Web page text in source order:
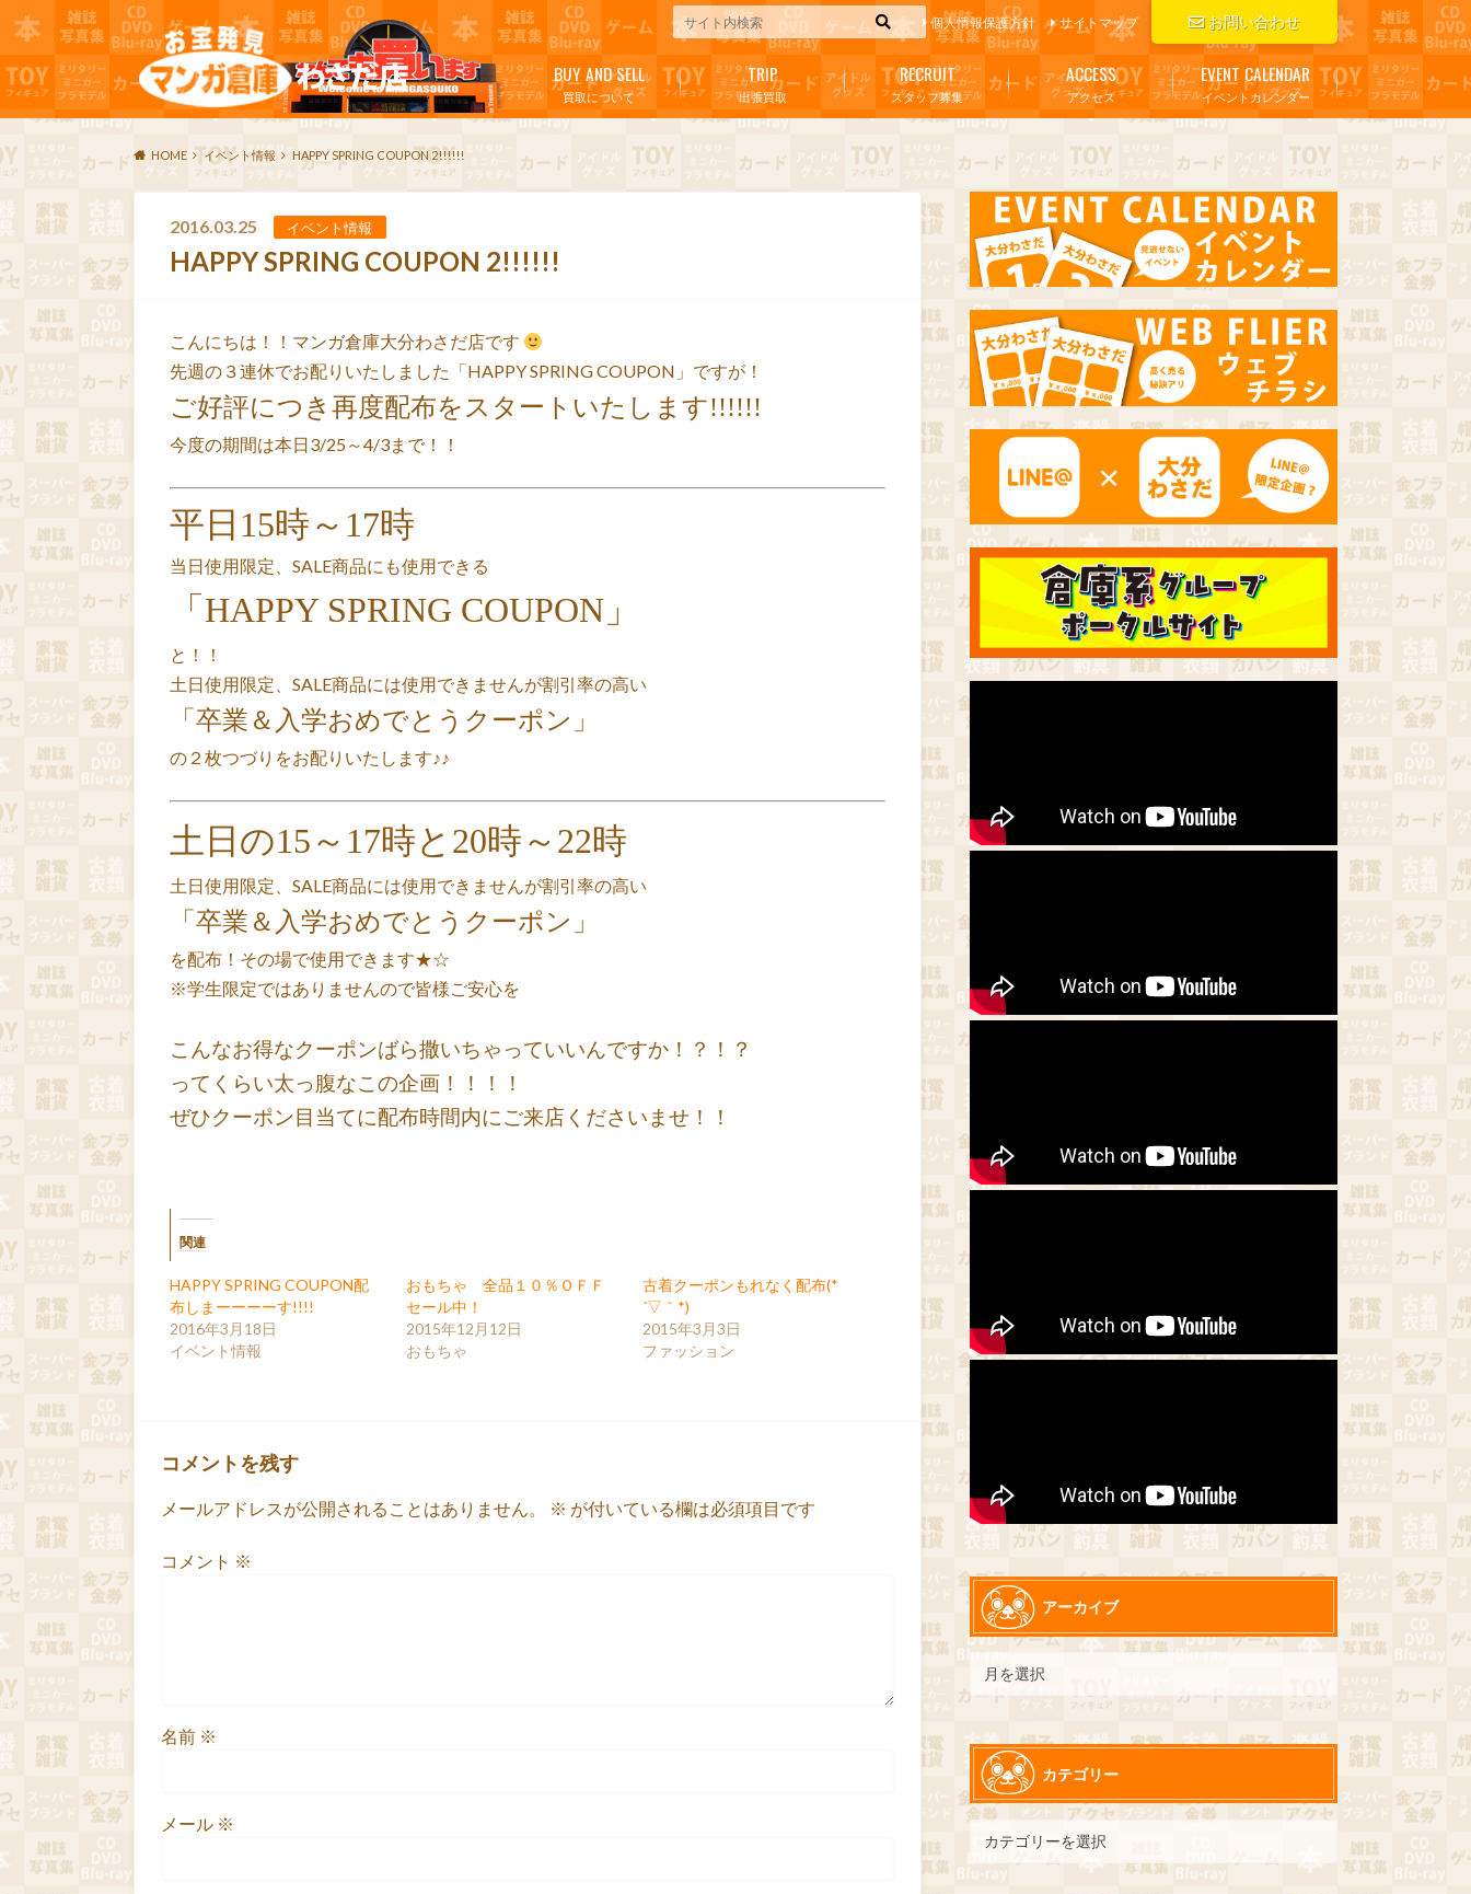
お問い合わせ
個人情報保護方針 サイトマップ
買取について
BUY AND SELL
出張買取
TRIP
スタッフ募集
RECRUIT
アクセス
ACCESS
イベントカレンダー
EVENT CALENDAR
HOME イベント情報 HAPPY SPRING COUPON 2!!!!!!
2016.03.25 イベント情報
HAPPY SPRING COUPON 2!!!!!!
こんにちは！！マンガ倉庫大分わさだ店です
先週の３連休でお配りいたしました「HAPPY SPRING COUPON」ですが！
ご好評につき再度配布をスタートいたします!!!!!!
今度の期間は本日3/25～4/3まで！！
平日15時～17時
当日使用限定、SALE商品にも使用できる
「HAPPY SPRING COUPON」
と！！
土日使用限定、SALE商品には使用できませんが割引率の高い
「卒業＆入学おめでとうクーポン」
の２枚つづりをお配りいたします♪♪
土日の15～17時と20時～22時
土日使用限定、SALE商品には使用できませんが割引率の高い
「卒業＆入学おめでとうクーポン」
を配布！その場で使用できます★☆
※学生限定ではありませんので皆様ご安心を
こんなお得なクーポンばら撒いちゃっていいんですか！？！？
ってくらい太っ腹なこの企画！！！！
ぜひクーポン目当てに配布時間内にご来店くださいませ！！
関連
HAPPY SPRING COUPON配
布しまーーーーす!!!!
2016年3月18日
イベント情報
おもちゃ 全品１０％ＯＦＦ
セール中！
2015年12月12日
おもちゃ
古着クーポンもれなく配布(*
´▽｀*)
2015年3月3日
ファッション
コメントを残す
メールアドレスが公開されることはありません。 ※ が付いている欄は必須項目です
コメント ※
名前 ※
メール ※
アーカイブ
カテゴリー